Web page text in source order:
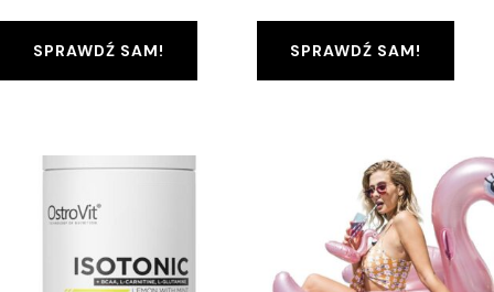
SPRAWDŹ SAM! SPRAWDŹ SAM!